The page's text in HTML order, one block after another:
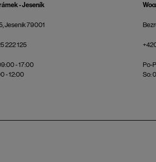
- Jeseník
Jeseník 79001
222 125
- 17:00
- 12:00
Po-
So: